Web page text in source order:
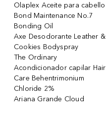
Olaplex Aceite para cabello
Bond Maintenance No.7
Bonding Oil
Axe Desodorante Leather &
Cookies Bodyspray
The Ordinary
Acondicionador capilar Hair
Care Behentrimonium
Chloride 2%
Ariana Grande Cloud